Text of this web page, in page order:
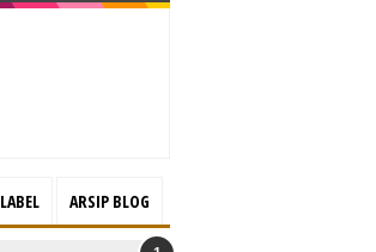
LABEL ARSIP BLOG